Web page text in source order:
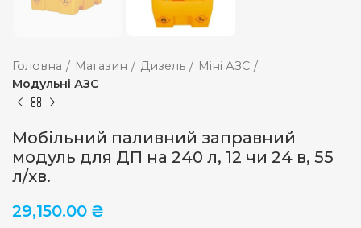
Головна Магазин Дизель
Міні АЗС
Модульні АЗС
Мобільний паливний заправний
модуль для ДП на 240 л, 12 чи 24 в, 55
л/хв.
29,150.00 ₴